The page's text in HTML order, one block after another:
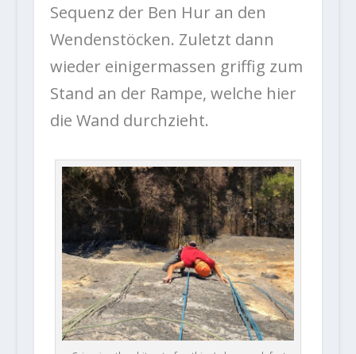
Sequenz der Ben Hur an den
Wendenstöcken. Zuletzt dann
wieder einigermassen griffig zum
Stand an der Rampe, welche hier
die Wand durchzieht.